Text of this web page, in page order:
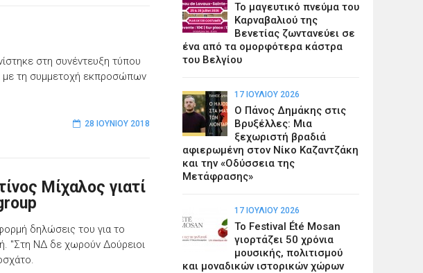
στη συνέντευξη τύπου
με τη συμμετοχή εκπροσώπων
28 ΙΟΥΝΊΟΥ 2018
Μίχαλος γιατί
δηλώσεις του για το
"Στη ΝΔ δε χωρούν Δούρειοι
Το μαγευτικό πνεύμα του
Καρναβαλιού της
Βενετίας ζωντανεύει σε
ένα από τα ομορφότερα κάστρα
του Βελγίου
17 ΙΟΥΛΊΟΥ 2026
Ο Πάνος Δημάκης στις
Βρυξέλλες: Μια
ξεχωριστή βραδιά
αφιερωμένη στον Νίκο Καζαντζάκη
και την «Οδύσσεια της
Μετάφρασης»
17 ΙΟΥΛΊΟΥ 2026
Το Festival Été Mosan
γιορτάζει 50 χρόνια
μουσικής, πολιτισμού
και μοναδικών ιστορικών χώρων